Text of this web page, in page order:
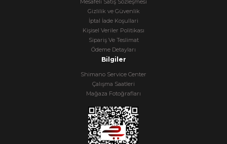
Mesafeli Satış Sözleşmesi
Gizlilik ve Güvenlik
İptal İade Koşullari
Kişisel Veriler Politikası
Sipariş Ve Teslimat
Ödeme Detayları
Bilgiler
Shimano Service Center
Çalışma Saatleri
Mağaza Fotoğrafları